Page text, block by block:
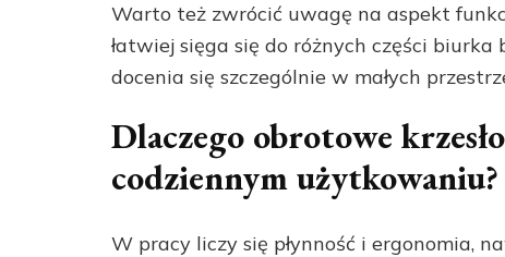
Warto też zwrócić uwagę na aspekt
łatwiej sięga się do różnych części
docenia się szczególnie w małych
Dlaczego obrotowe
codziennym użytkowaniu?
W pracy liczy się płynność i ergonomia,